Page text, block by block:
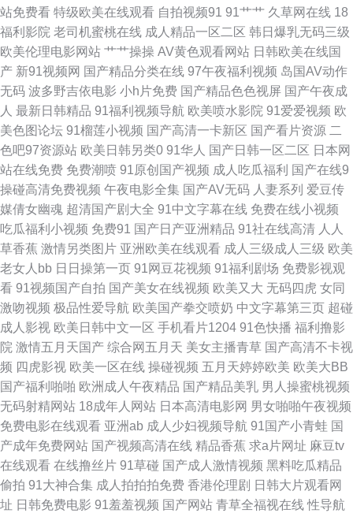
三级国产网址 91粉色情人 白丝黄91 国产久艹视频 狼人综合成人网 人妖伪娘
伊人久久成人 AV免费三级手机 国产超碰 久久草香蕉大99 91n视频在线 国产
男女啪视频 久久只这里有精品 日韩AV成人网 亚州日韩视频 91视频国产网站
超碰91免费在线 国产精品久久艹 老司机导航AV 无码超碰 91久在线观看 超
碰电影院 麻豆爱爱爱 五月丁香成人网 91传媒在线免费 超碰人人操人人干 韩
日AV入 欧美日韩免费A级 亚洲黄色在线看 97在线超碰 国产精品久久在线 欧
美18区 日韩色图网 亚洲性爱加比勒 AV天堂黄色 国产福利久久 久久婷婷婷
无码官网三级哦 91足交网站 海角社区tv 免费三级欧韩 日韩人妻无码破解 在
线黄色网 操碰资源97 韩国精品人妻 青青草精品视频 午夜影院黄色 99re视频
国产精品免费熟女 美国性福福利导航 日日夜夜激情色区 18欧美午夜网站 草
草浮力限制国产 韩日韩有码 男人搞b影院在线 亚洲超碰自拍 波多野结衣一本
道 后入小视频 青青91视频 午夜福利影院在线 91网站国产 丁香91大神在线
伦理在线观看 亚洲爱爱影院免费 99视频国产在线 国产精品打炮自拍 欧美Aⅴ
站免费看 特级欧美在线观看 自拍视频91 91艹艹 久草网在线 18
福利影院 老司机蜜桃在线 成人精品一区二区 韩日爆乳无码三级
欧美伦理电影网站 艹艹操操 AV黄色观看网站 日韩欧美在线国
产 新91视频网 国产精品分类在线 97午夜福利视频 岛国AV动作
无码 波多野吉依电影 小h片免费 国产精品色色视屏 国产午夜成
人 最新日韩精品 91福利视频导航 欧美喷水影院 91爱爱视频 欧
美色图论坛 91榴莲小视频 国产高清一卡新区 国产看片资源 二
色吧97资源站 欧美日韩另类0 91华人 国产日韩一区二区 日本网
站在线免费 免费潮喷 91原创国产视频 成人吃瓜福利 国产在线9
操碰高清免费视频 午夜电影全集 国产AV无码 人妻系列 爱豆传
媒倩女幽魂 超清国产剧大全 91中文字幕在线 免费在线小视频
吃瓜福利小视频 免费91 国产日产亚洲精品 91社在线高清 人人
草香蕉 激情另类图片 亚洲欧美在线观看 成人三级成人三级 欧美
老女人bb 日日操第一页 91网豆花视频 91福利剧场 免费影视观
看 91视频国产自拍 国产美女在线视频 欧美又大 无码四虎 女同
激吻视频 极品性爱导航 欧美国产拳交喷奶 中文字幕第三页 超碰
成人影视 欧美日韩中文一区 手机看片1204 91色快播 福利撸影
院 激情五月天国产 综合网五月天 美女主播青草 国产高清不卡视
频 四虎影视 欧美一区在线 操碰视频 五月天婷婷欧美 欧美大BB
国产福利啪啪 欧洲成人午夜精品 国产精品美乳 男人操蜜桃视频
无码射精网站 18成年人网站 日本高清电影网 男女啪啪午夜视频
免费电影在线观看 亚洲ab 成人少妇视频导航 91国产小青蛙 国
产成年免费网站 国产视频高清在线 精品香蕉 求a片网址 麻豆tv
在线观看 在线撸丝片 91草碰 国产成人激情视频 黑料吃瓜精品
偷拍 91大神合集 成人拍拍拍免费 香港伦理剧 日韩大片观看网
址 日韩免费电影 91羞羞视频 国产网站 青草全福视在线 性导航